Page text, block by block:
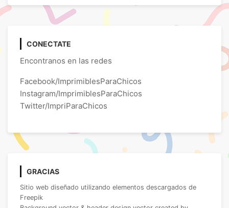
CONECTATE
Encontranos en las redes
Facebook/ImprimiblesParaChicos
Instagram/ImprimiblesParaChicos
Twitter/ImpriParaChicos
GRACIAS
Sitio web diseñado utilizando elementos descargados de
Freepik